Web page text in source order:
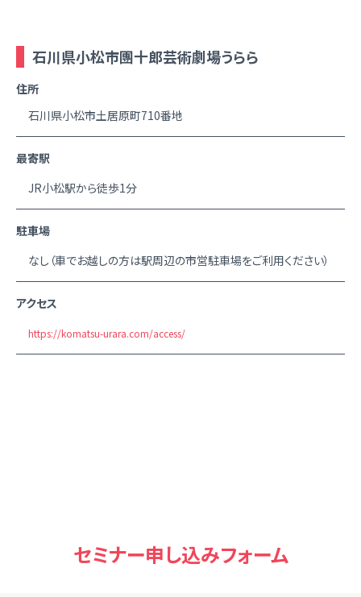
石川県小松市團十郎芸術劇場うらら
住所
石川県小松市土居原町710番地
最寄駅
JR小松駅から徒歩1分
駐車場
なし（車でお越しの方は駅周辺の市営駐車場をご利用ください）
アクセス
https://komatsu-urara.com/access/
セミナー申し込みフォーム